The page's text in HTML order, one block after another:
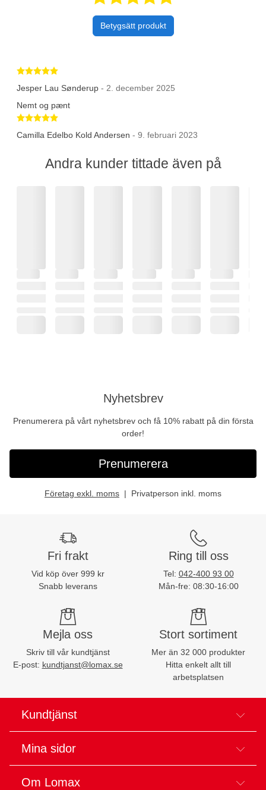
Betygsätt produkt
Betygsatt 5 av 5 stjärnor
Jesper Lau Sønderup - 2. december 2025
Nemt og pænt
Betygsatt 5 av 5 stjärnor
Camilla Edelbo Kold Andersen - 9. februari 2023
Andra kunder tittade även på
Nyhetsbrev
Prenumerera på vårt nyhetsbrev och få 10% rabatt på din första
order!
Prenumerera
Företag exkl. moms Privatperson inkl. moms
Fri frakt
Vid köp över 999 kr
Snabb leverans
Ring till oss
Tel: 042-400 93 00
Mån-fre: 08:30-16:00
Mejla oss
Skriv till vår kundtjänst
E-post: kundtjanst@lomax.se
Stort sortiment
Mer än 32 000 produkter
Hitta enkelt allt till
arbetsplatsen
Kundtjänst
Mina sidor
Om Lomax